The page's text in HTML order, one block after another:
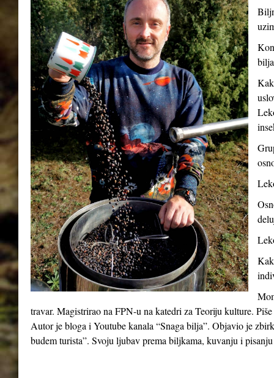
travar. Magistrirao na FPN-u na katedri za Teoriju kulture.
Autor je bloga i Youtube kanala “Snaga bilja”. Objavio je
budem turista”. Svoju ljubav prema biljkama, kuvanju i